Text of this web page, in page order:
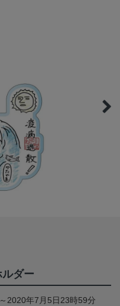
ルダー
2020年7月5日23時59分